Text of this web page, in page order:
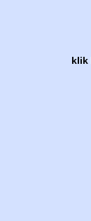
klik